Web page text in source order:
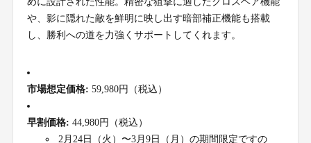
や、影に隠れた敵を鮮明に映し出す暗部補正機能も搭載
し、勝利への道を力強くサポートしてくれます。
市場想定価格: 59,980円（税込）
早割価格: 44,980円（税込）
2月24日（火）〜3月9日（月）の期間限定ですの